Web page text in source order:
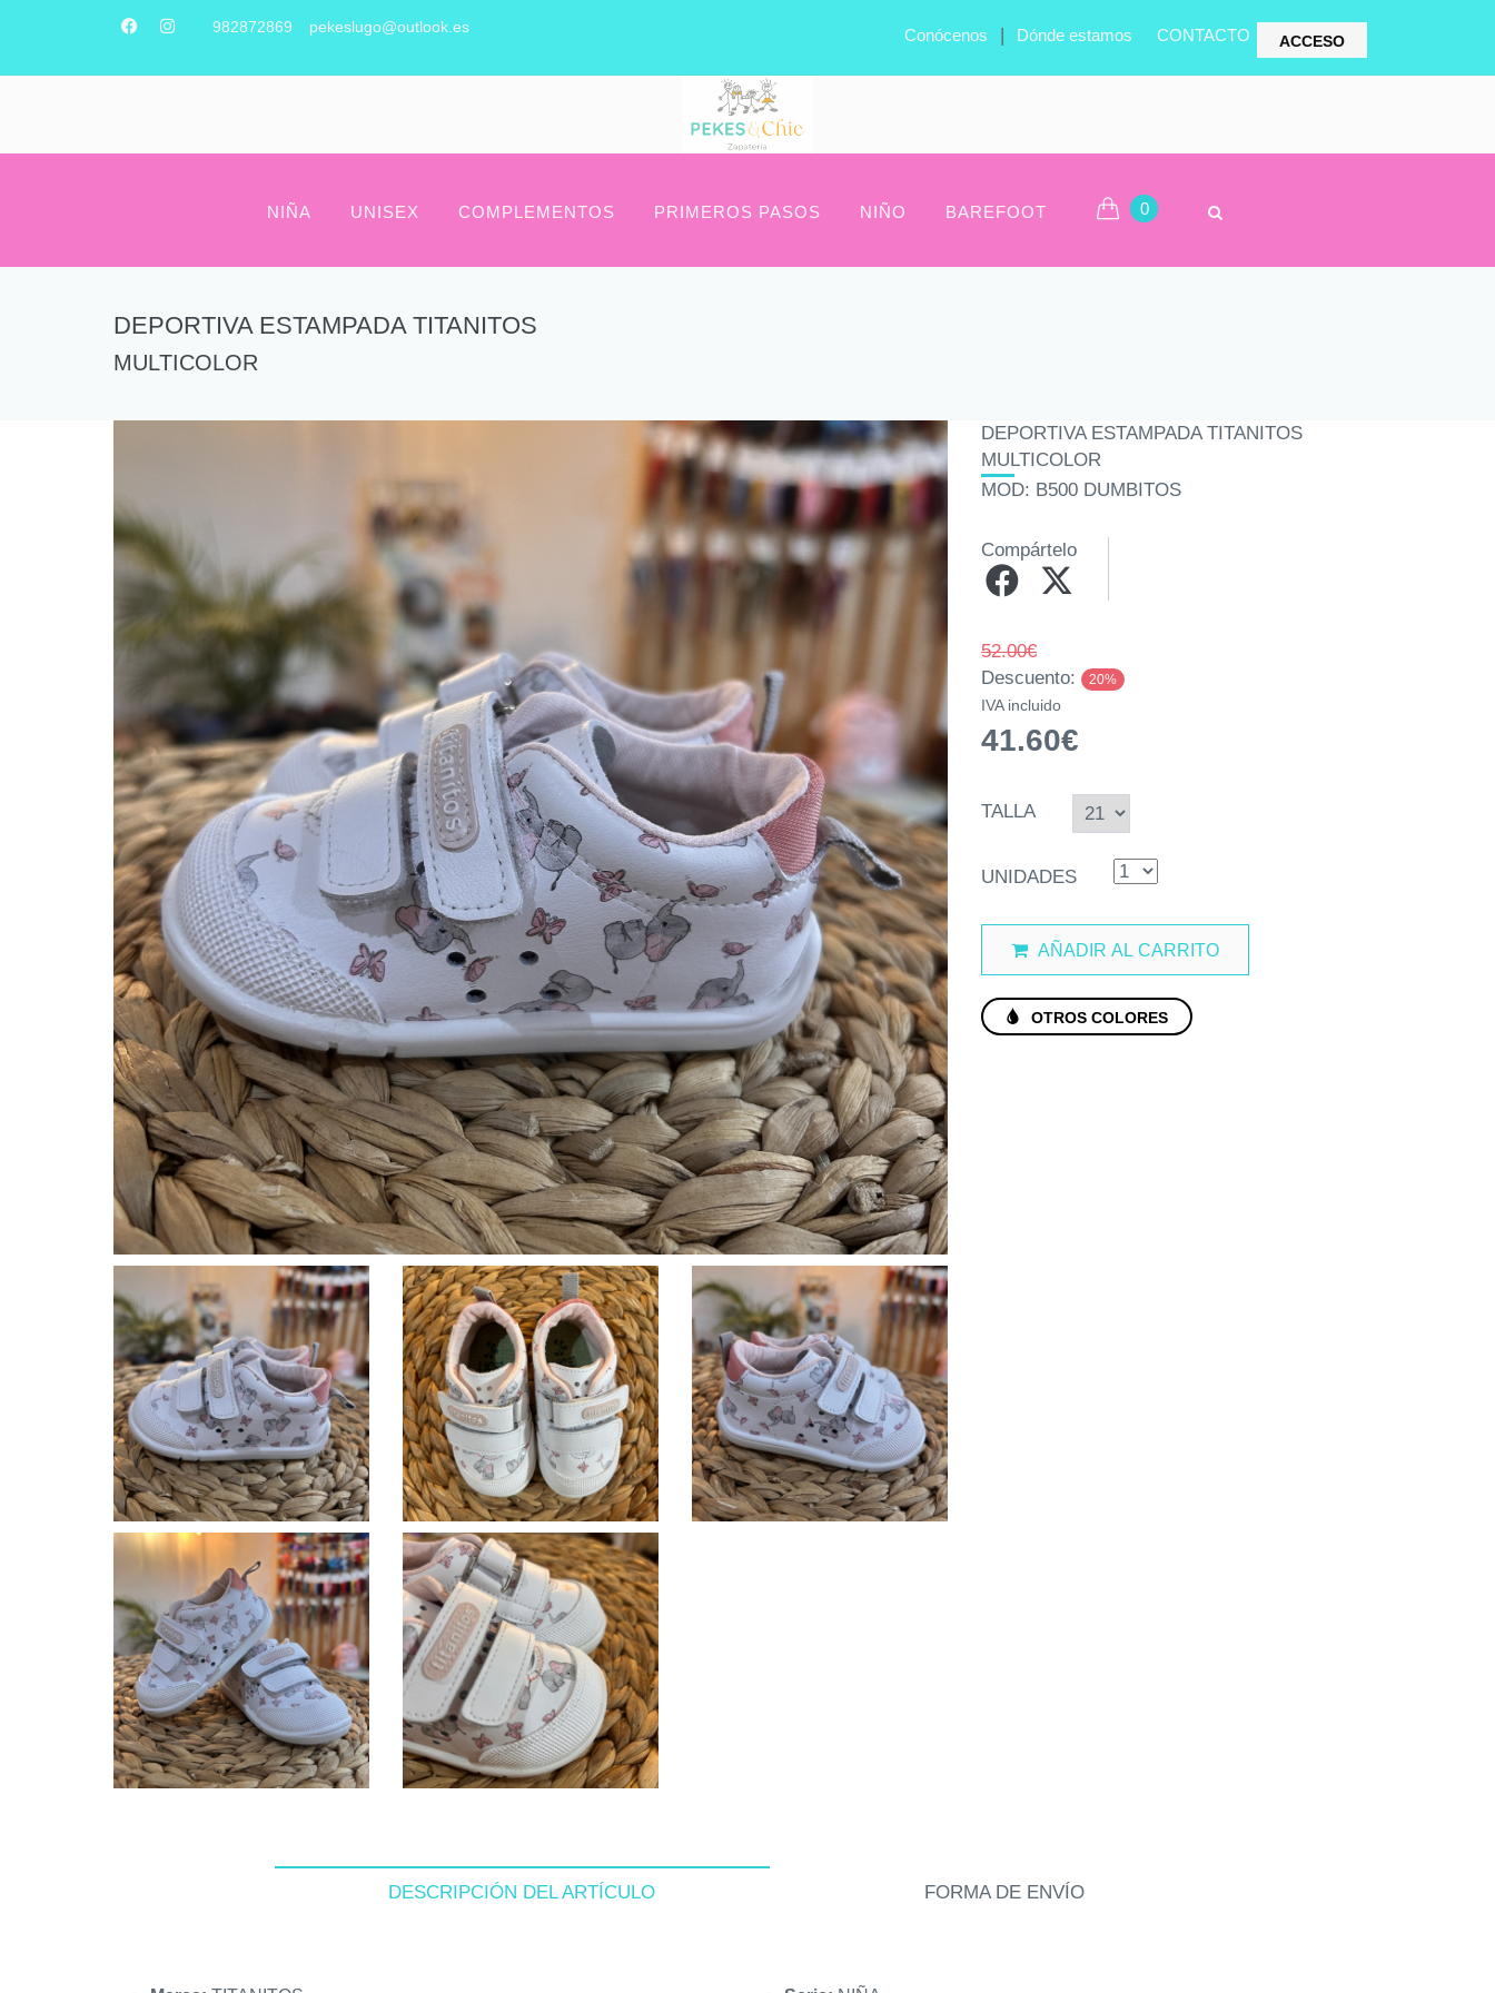
982872869 pekeslugo@outlook.es Conócenos | Dónde estamos CONTACTO ACCESO
NIÑA UNISEX COMPLEMENTOS PRIMEROS PASOS NIÑO BAREFOOT 0
DEPORTIVA ESTAMPADA TITANITOS
MULTICOLOR
DEPORTIVA ESTAMPADA TITANITOS
MULTICOLOR
MOD: B500 DUMBITOS
Compártelo
52.00€
Descuento:
20%
IVA incluido
41.60€
TALLA
UNIDADES
AÑADIR AL CARRITO
OTROS COLORES
DESCRIPCIÓN DEL ARTÍCULO FORMA DE ENVÍO